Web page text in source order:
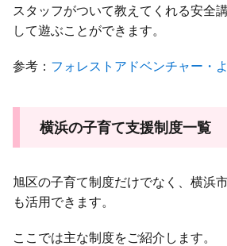
スタッフがついて教えてくれる安全
して遊ぶことができます。
参考： フォレストアドベンチャー・
横浜の子育て支援制度一覧
旭区の子育て制度だけでなく、横浜
も活用できます。
ここでは主な制度をご紹介します。